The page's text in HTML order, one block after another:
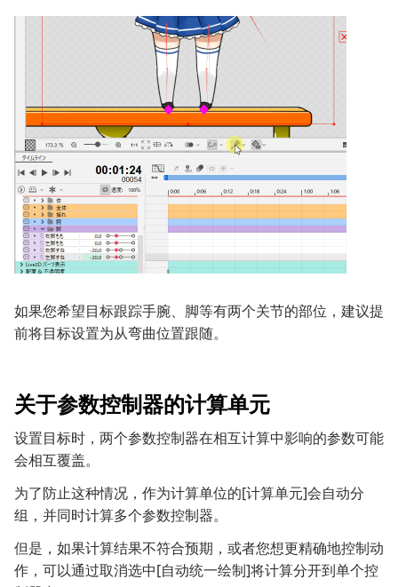
如果您希望目标跟踪手腕、脚等有两个关节的部位，建议提
前将目标设置为从弯曲位置跟随。
关于参数控制器的计算单元
设置目标时，两个参数控制器在相互计算中影响的参数可能
会相互覆盖。
为了防止这种情况，作为计算单位的[计算单元]会自动分
组，并同时计算多个参数控制器。
但是，如果计算结果不符合预期，或者您想更精确地控制动
作，可以通过取消选中[自动统一绘制]将计算分开到单个控